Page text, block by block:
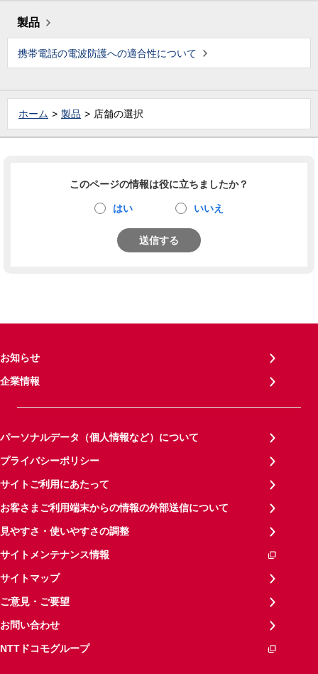
製品
携帯電話の電波防護への適合性について
ホーム 製品 店舗の選択
このページの情報は役に立ちましたか？
はい いいえ
送信する
お知らせ
企業情報
パーソナルデータ（個人情報など）について
プライバシーポリシー
サイトご利用にあたって
お客さまご利用端末からの情報の外部送信について
見やすさ・使いやすさの調整
サイトメンテナンス情報
サイトマップ
ご意見・ご要望
お問い合わせ
NTTドコモグループ